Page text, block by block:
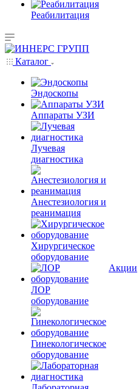
Реабилитация
Каталог
Эндоскопы
Аппараты УЗИ
Лучевая
диагностика
Анестезиология и
реанимация
Хирургическое
оборудование
ЛОР
оборудование
Гинекологическое
оборудование
Акции